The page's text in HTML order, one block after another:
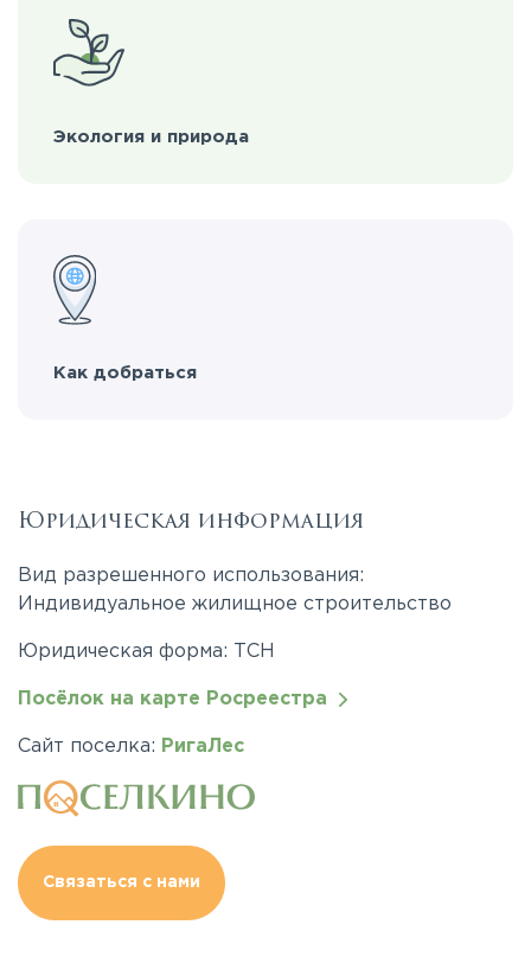
Экология и природа
Как добраться
Юридическая информация
Вид разрешенного использования:
Индивидуальное жилищное строительство
Юридическая форма: ТСН
Посёлок на карте Росреестра
Сайт поселка: РигаЛес
Связаться с нами